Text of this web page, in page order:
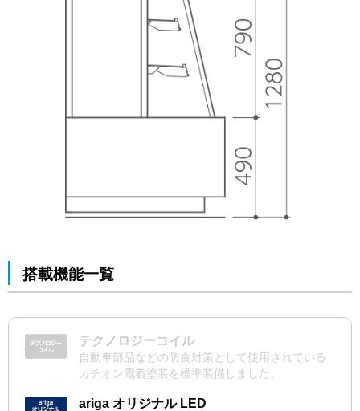
搭載機能一覧
テクノロジーコイル
自動車部品などの防食対策として使用されている
カチオン電着塗装を標準装備しました。
ariga オリジナル LED